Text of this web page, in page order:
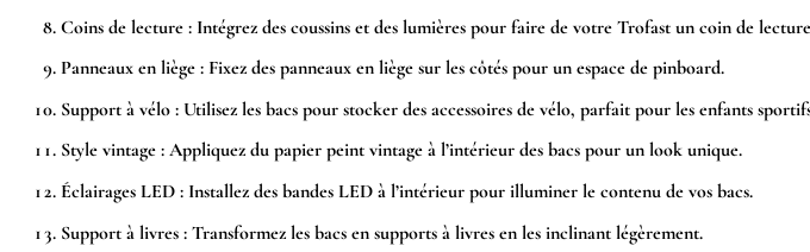
Coins de lecture :Intégrez des coussins et des lumières pour faire de votre Trofast un coin de
Panneaux en liège :Fixez des panneaux en liège sur les côtés pour un espace de pinboard.
Support à vélo :Utilisez les bacs pour stocker des accessoires de vélo, parfait pour les enfants
Style vintage :Appliquez du papier peint vintage à l’intérieur des bacs pour un look unique.
Éclairages LED :Installez des bandes LED à l’intérieur pour illuminer le contenu de vos bacs.
Support à livres :Transformez les bacs en supports à livres en les inclinant légèrement.